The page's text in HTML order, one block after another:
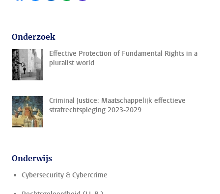
Onderzoek
Effective Protection of Fundamental Rights in a
pluralist world
Criminal Justice: Maatschappelijk effectieve
strafrechtspleging 2023-2029
Onderwijs
Cybersecurity & Cybercrime